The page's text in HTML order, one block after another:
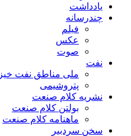
یادداشت
چندرسانه
فیلم
عکس
صوت
نفت
ملی مناطق نفت خیز
پتروشیمی
نشریه کلام صنعت
بولتن کلام صنعت
ماهنامه کلام صنعت
سخن سردبیر